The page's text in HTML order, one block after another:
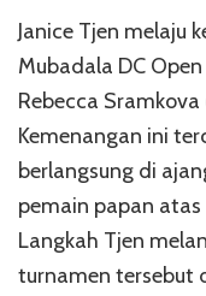
Janice Tjen melaju
Mubadala DC
Rebecca
Kemenangan ini
berlangsung di
pemain papan
Langkah Tjen
turnamen tersebut